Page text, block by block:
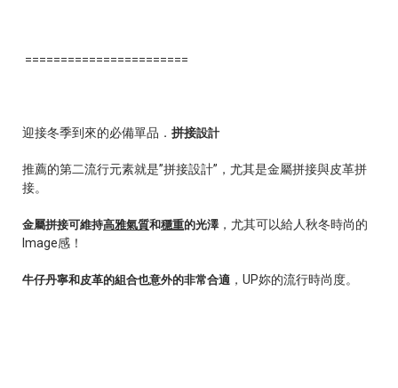
=======================
迎接冬季到來的必備單品． 拼接設計
推薦的第二流行元素就是”拼接設計” ，尤其是金屬拼接與皮革拼
接。
金屬拼接可維持高雅氣質和穩重的光澤，尤其可以給人秋冬時尚的
Image感！
牛仔丹寧和皮革的組合也意外的非常合適 ， UP妳的流行時尚度。